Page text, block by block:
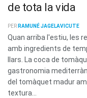
de tota la vida
PER RAMUNÉ JAGELAVICUTE
Quan arriba l'estiu, les
amb ingredients de
llars. La coca de
gastronomia
del tomàquet madur
textura...